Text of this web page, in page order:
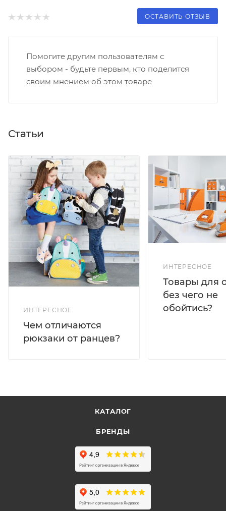
ОСТАВИТЬ ОТЗЫВ
Помогите другим пользователям с
выбором - будьте первым, кто поделится
своим мнением об этом товаре
Статьи
ИНТЕРЕСНОЕ
Чем отличаются
рюкзаки от ранцев?
ИНТЕРЕСНОЕ
Товары для
без чего не
обойтись?
КАТАЛОГ
БРЕНДЫ